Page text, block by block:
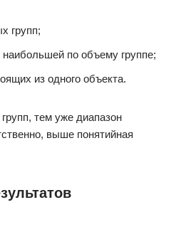
групп;
наибольшей по объему группе;
из одного объекта.
тем уже диапазон
выше понятийная